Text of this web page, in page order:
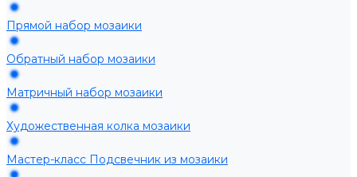
Прямой набор мозаики
Обратный набор мозаики
Матричный набор мозаики
Художественная колка мозаики
Мастер-класс Подсвечник из мозаики